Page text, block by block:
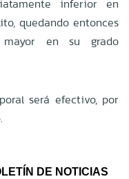
inferior en
quedando entonces
en su grado
será efectivo, por
DE NOTICIAS